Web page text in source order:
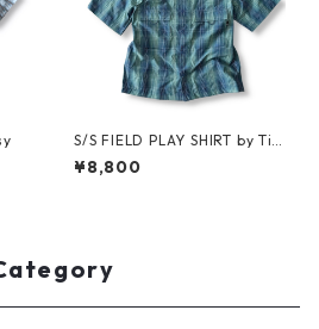
S/S FIELD PLAY SHIRT by Ti
mberland
¥8,800